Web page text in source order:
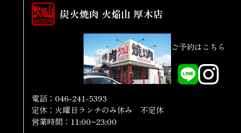
炭火焼肉 火焔山 厚木店
ご予約はこちら
電話：046-241-5393
定休：火曜日ランチのみ休み 不定休
営業時間：11:00~23:00